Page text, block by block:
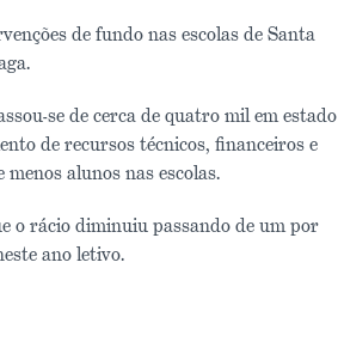
de fundo nas escolas de Santa
se de cerca de quatro mil em estado
de recursos técnicos, financeiros e
alunos nas escolas.
o rácio diminuiu passando de um por
ano letivo.